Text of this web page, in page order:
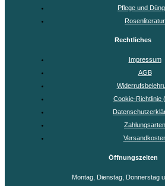
Pflege und
Rosenliteratur
Rechtliches
Impressum
AGB
Cookie-Richtlinie
Zahlungsarten
Öffnungszeiten
Montag, Dienstag, Donnerstag